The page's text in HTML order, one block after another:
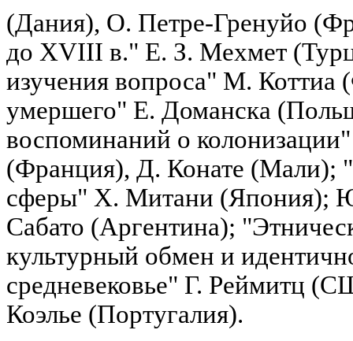
(Дания), О. Петре-Гренуйо
до XVIII в." Е. З. Мехмет
изучения вопроса" М. Коттиа
умершего" Е. Доманска
воспоминаний о
(Франция), Д. Конате (Мали);
сферы" Х. Митани (Япония);
Сабато (Аргентина);
культурный обмен и
средневековье" Г. Реймитц
Коэлье (Португалия).